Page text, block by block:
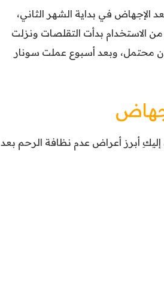
في بداية الشهر الثاني،
الاستخدام بدأت التقلصات ونزلت
محتمل، وبعد أسبوع عملت سونار
أبرز أعراض عدم نظافة الرحم بعد